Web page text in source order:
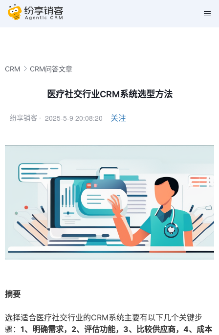
CRM CRM问答文章
医疗社交行业CRM系统选型方法
纷享销客 · 2025-5-9 20:08:20 关注
摘要
选择适合医疗社交行业的CRM系统主要有以下几个关键步
骤： 1、明确需求，2、评估功能，3、比较供应商，4、成本